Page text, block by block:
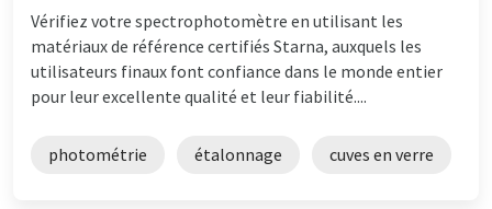
Vérifiez votre spectrophotomètre en utilisant les
matériaux de référence certifiés Starna, auxquels les
utilisateurs finaux font confiance dans le monde entier
pour leur excellente qualité et leur fiabilité....
photométrie étalonnage cuves en verre